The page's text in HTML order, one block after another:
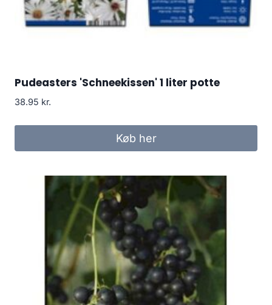
Pudeasters 'Schneekissen' 1 liter potte
38.95 kr.
Køb her